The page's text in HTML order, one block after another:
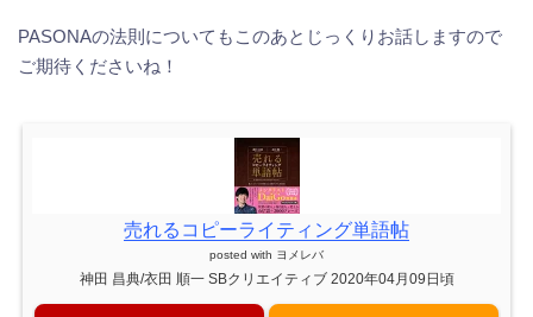
PASONAの法則についてもこのあとじっくりお話しますので
ご期待くださいね！
売れるコピーライティング単語帖
posted with ヨメレバ
神田 昌典/衣田 順一 SBクリエイティブ 2020年04月09日頃